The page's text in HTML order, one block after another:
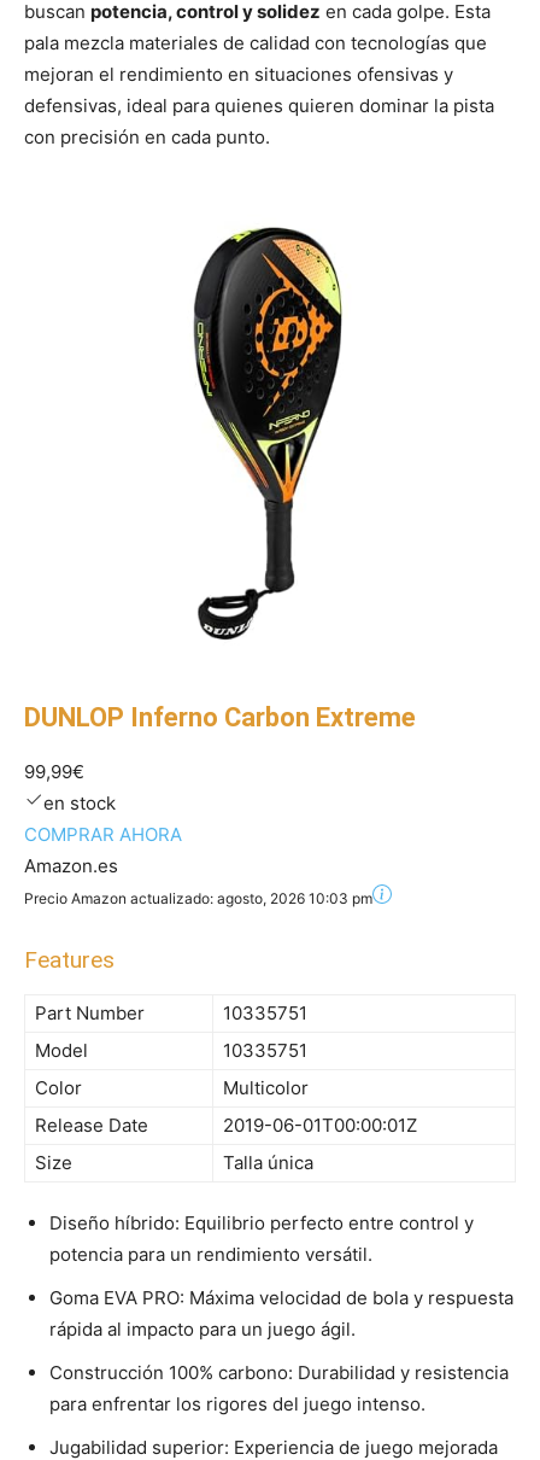
buscan potencia, control y solidez en cada golpe. Esta
pala mezcla materiales de calidad con tecnologías que
mejoran el rendimiento en situaciones ofensivas y
defensivas, ideal para quienes quieren dominar la pista
con precisión en cada punto.
DUNLOP Inferno Carbon Extreme
99,99€
en stock
COMPRAR AHORA
Amazon.es
Precio Amazon actualizado: agosto, 2026 10:03 pm
Features
Part Number
10335751
Model
10335751
Color
Multicolor
Release Date
2019-06-01T00:00:01Z
Size
Talla única
Diseño híbrido: Equilibrio perfecto entre control y
potencia para un rendimiento versátil.
Goma EVA PRO: Máxima velocidad de bola y respuesta
rápida al impacto para un juego ágil.
Construcción 100% carbono: Durabilidad y resistencia
para enfrentar los rigores del juego intenso.
Jugabilidad superior: Experiencia de juego mejorada